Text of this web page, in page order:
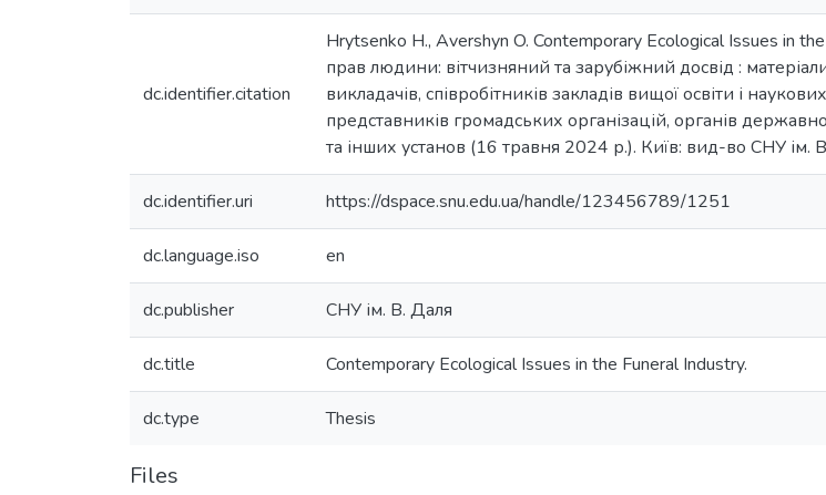
dc.identifier.citation
Hrytsenko H., Avershyn O. Contemporary Ecological Issues in
прав людини: вітчизняний та зарубіжний досвід :
викладачів, співробітників закладів вищої освіти і
представників громадських організацій, органів
та інших установ (16 травня 2024 р.). Київ: вид-во СНУ
dc.identifier.uri https://dspace.snu.edu.ua/handle/123456789/1251
dc.language.iso en
dc.publisher СНУ ім. В. Даля
dc.title Contemporary Ecological Issues in the Funeral Industry.
dc.type Thesis
Files